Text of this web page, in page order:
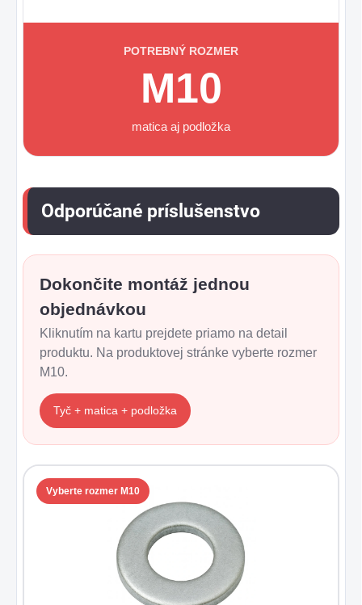
POTREBNÝ ROZMER
M10
matica aj podložka
Odporúčané príslušenstvo
Dokončite montáž jednou
objednávkou
Kliknutím na kartu prejdete priamo na detail
produktu. Na produktovej stránke vyberte rozmer
M10.
Tyč + matica + podložka
Vyberte rozmer M10